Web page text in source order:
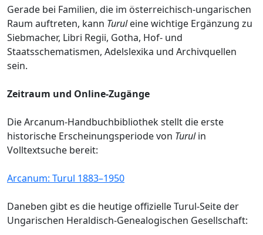
Gerade bei Familien, die im österreichisch-ungarischen
Raum auftreten, kann Turuleine wichtige Ergänzung zu
Siebmacher, Libri Regii, Gotha, Hof- und
Staatsschematismen, Adelslexika und Archivquellen
sein.
Zeitraum und Online-Zugänge
Die Arcanum-Handbuchbibliothek stellt die erste
historische Erscheinungsperiode von Turulin
Volltextsuche bereit:
Arcanum: Turul 1883–1950
Daneben gibt es die heutige offizielle Turul-Seite der
Ungarischen Heraldisch-Genealogischen Gesellschaft: